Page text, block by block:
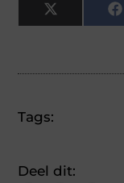
X
(Twitter)
Tags:
Deel dit: